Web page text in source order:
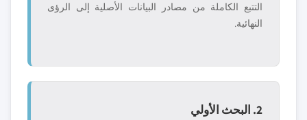
التتبع الكاملة من مصادر البيانات الأصلية إلى الرؤى
النهائية.
2. البحث الأولي